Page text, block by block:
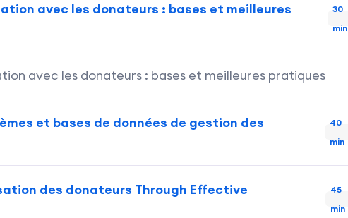
avec les donateurs : bases et meilleures
30
min
avec les donateurs : bases et meilleures pratiques
et bases de données de gestion des
40
min
des donateurs Through Effective
45
min